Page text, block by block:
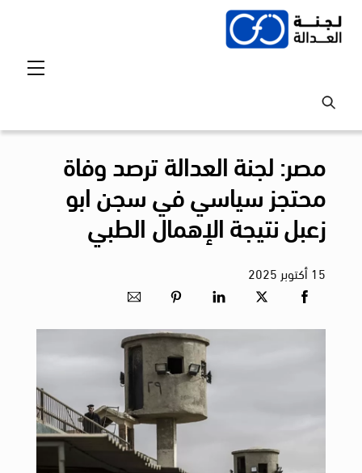
Skip
مصر: لجنة العدالة ترصد وفاة
محتجز سياسي في سجن ابو
زعبل نتيجة الإهمال الطبي
15أكتوبر 2025